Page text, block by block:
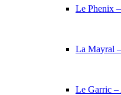
Le Phenix
La Mayral
Le Garric –